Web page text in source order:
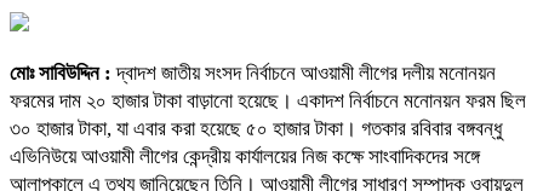
মোঃ সাবিউদ্দিন :দ্বাদশ জাতীয় সংসদ নির্বাচনে আওয়ামী লীগের দলীয় মনোনয়ন
ফরমের দাম ২০ হাজার টাকা বাড়ানো হয়েছে। একাদশ নির্বাচনে মনোনয়ন ফরম ছিল
৩০ হাজার টাকা, যা এবার করা হয়েছে ৫০ হাজার টাকা। গতকার রবিবার বঙ্গবন্ধু
এভিনিউয়ে আওয়ামী লীগের কেন্দ্রীয় কার্যালয়ের নিজ কক্ষে সাংবাদিকদের সঙ্গে
আলাপকালে এ তথ্য জানিয়েছেন তিনি। আওয়ামী লীগের সাধারণ সম্পাদক ওবায়দুল